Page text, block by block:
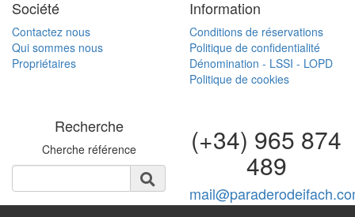
Société
Contactez nous
Qui sommes nous
Propriétaires
Information
Conditions de réservations
Politique de confidentialité
Dénomination - LSSI - LOPD
Politique de cookies
Recherche
Cherche référence (+34) 965 874
489